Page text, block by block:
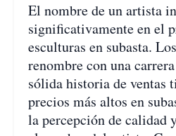
El nombre de un artista
significativamente en el
esculturas en subasta.
renombre con una
sólida historia de ventas
precios más altos en
la percepción de calidad